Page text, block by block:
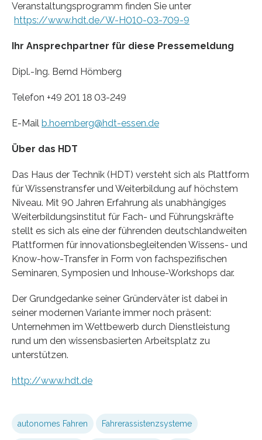
Veranstaltungsprogramm finden Sie unter
https://www.hdt.de/W-H010-03-709-9
Ihr Ansprechpartner für diese Pressemeldung
Dipl.-Ing. Bernd Hömberg
Telefon +49 201 18 03-249
E-Mail b.hoemberg@hdt-essen.de
Über das HDT
Das Haus der Technik (HDT) versteht sich als Plattform
für Wissenstransfer und Weiter­bildung auf höchstem
Niveau. Mit 90 Jahren Erfahrung als unabhängiges
Weiterbildungs­institut für Fach- und Führungskräfte
stellt es sich als eine der führenden deutschland­weiten
Plattformen für innovationsbegleitenden Wissens- und
Know-how-Transfer in Form von fachspezifischen
Seminaren, Symposien und Inhouse-Workshops dar.
Der Grundgedanke seiner Gründerväter ist dabei in
seiner modernen Variante immer noch präsent:
Unternehmen im Wettbewerb durch Dienstleistung
rund um den wissensbasierten Arbeitsplatz zu
unterstützen.
http://www.hdt.de
autonomes Fahren Fahrerassistenzsysteme